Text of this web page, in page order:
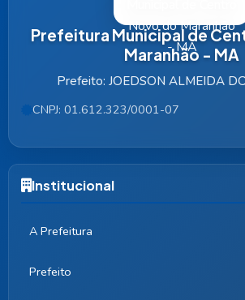
Prefeitura Municipal de
Maranhão - MA
Prefeito: JOEDSON ALMEIDA
CNPJ: 01.612.323/0001-07
Institucional
A Prefeitura
Prefeito